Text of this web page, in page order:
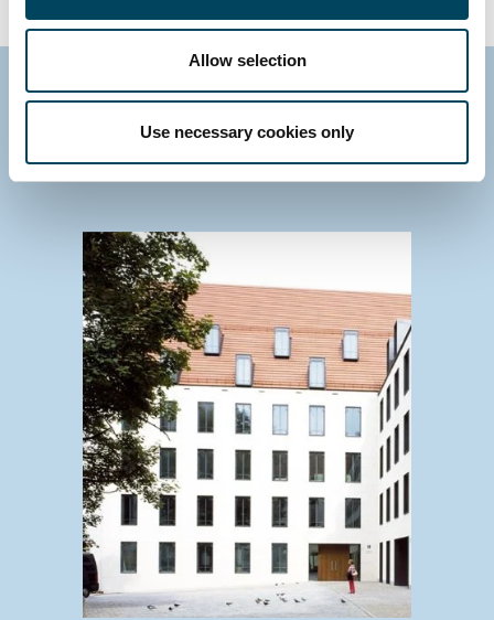
Allow selection
Use necessary cookies only
Kontaktieren Sie uns